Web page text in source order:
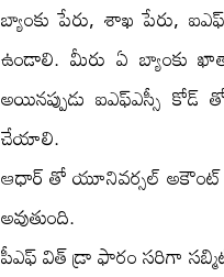
బ్యాంకు పేరు, శాఖ పేరు,
ఉండాలి. మీరు ఏ బ్యాంకు
అయినప్పుడు ఐఎఫ్ఎస్సీ
చేయాలి.
ఆధార్ తో యూనివర్సల్ అకౌంట్
అవుతుంది.
పీఎఫ్ విత్ డ్రా ఫారం సరిగా